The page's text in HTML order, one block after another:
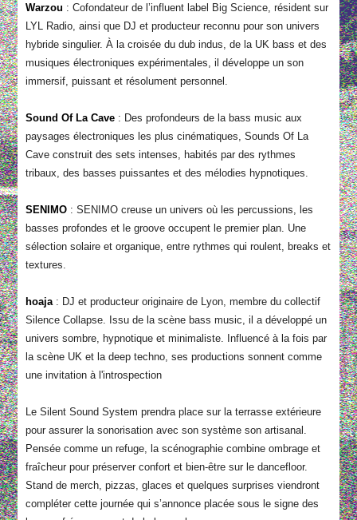
Warzou : Cofondateur de l’influent label Big Science, résident sur
LYL Radio, ainsi que DJ et producteur reconnu pour son univers
hybride singulier. À la croisée du dub indus, de la UK bass et des
musiques électroniques expérimentales, il développe un son
immersif, puissant et résolument personnel.
Sound Of La Cave : Des profondeurs de la bass music aux
paysages électroniques les plus cinématiques, Sounds Of La
Cave construit des sets intenses, habités par des rythmes
tribaux, des basses puissantes et des mélodies hypnotiques.
SENIMO: SENIMO creuse un univers où les percussions, les
basses profondes et le groove occupent le premier plan. Une
sélection solaire et organique, entre rythmes qui roulent, breaks et
textures.
hoaja: DJ et producteur originaire de Lyon, membre du collectif
Silence Collapse. Issu de la scène bass music, il a développé un
univers sombre, hypnotique et minimaliste. Influencé à la fois par
la scène UK et la deep techno, ses productions sonnent comme
une invitation à l'introspection
Le Silent Sound System prendra place sur la terrasse extérieure
pour assurer la sonorisation avec son système son artisanal.
Pensée comme un refuge, la scénographie combine ombrage et
fraîcheur pour préserver confort et bien-être sur le dancefloor.
Stand de merch, pizzas, glaces et quelques surprises viendront
compléter cette journée qui s’annonce placée sous le signe des